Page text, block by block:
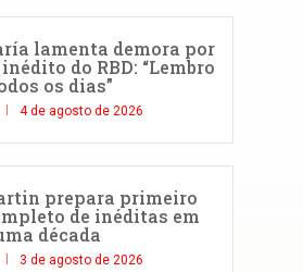
lamenta demora por
do RBD: “Lembro
os dias”
4 de agosto de 2026
prepara primeiro
de inéditas em
década
3 de agosto de 2026